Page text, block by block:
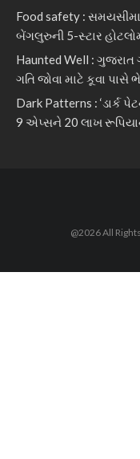
Food safety :
બેંગલુરુની 5-સ્ટાર
Haunted Well : ગુજરાત
ગતિ જોવા માટે કૂવા પાસે
Dark Patterns : ‘ડાર્ક
9 એપ્સને 20 લાખ
@2026 All